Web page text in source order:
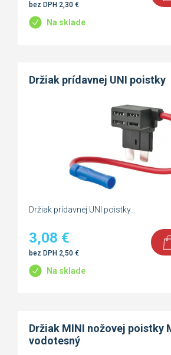
bez DPH 2,30 €
Na sklade
Držiak prídavnej UNI poistky
Držiak prídavnej UNI poistky...
3,08 €
bez DPH 2,50 €
Na sklade
Držiak MINI nožovej poistky
vodotesný